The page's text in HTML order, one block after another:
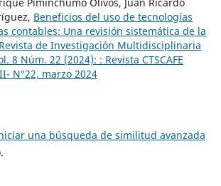
Beneficios del uso de tecnologías
contables: Una revisión sistemática de la
Revista de Investigación Multidisciplinaria
8 Núm. 22 (2024): : Revista CTSCAFE
N°22, marzo 2024
una búsqueda de similitud avanzada